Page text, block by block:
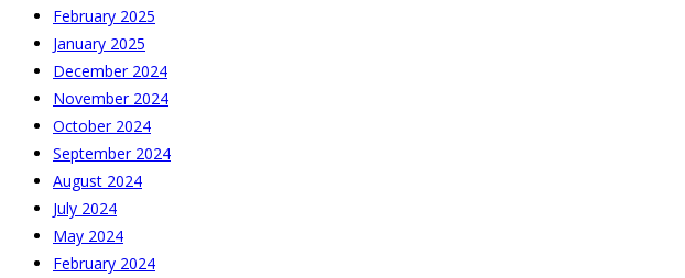
February 2025
January 2025
December 2024
November 2024
October 2024
September 2024
August 2024
July 2024
May 2024
February 2024